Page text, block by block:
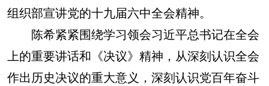
学术中国 乡村振兴 银龄
城市 旅游 能源 会展
彩票 娱乐 时尚 悦读
组织部宣讲党的十九届六中全会精神。
陈希紧紧围绕学习领会习近平总书记在全会
上的重要讲话和《决议》精神，从深刻认识全会
作出历史决议的重大意义，深刻认识党百年奋斗